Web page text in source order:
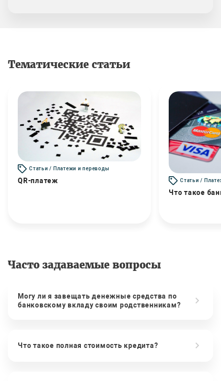
Тематические статьи
Статьи / Платежи и переводы
QR-платеж Статьи /
Что такое
Часто задаваемые вопросы
Могу ли я завещать денежные средства по
банковскому вкладу своим родственникам?
Что такое полная стоимость кредита?